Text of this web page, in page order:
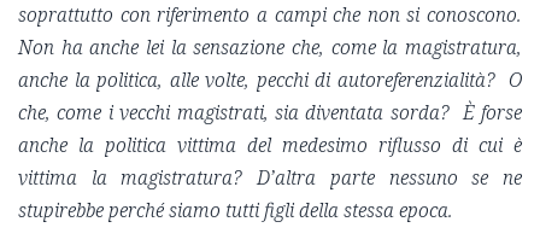
soprattutto con riferimento a campi che non si conoscono.
Non ha anche lei la sensazione che, come la magistratura,
anche la politica, alle volte, pecchi di autoreferenzialità? O
che, come i vecchi magistrati, sia diventata sorda? È forse
anche la politica vittima del medesimo riflusso di cui è
vittima la magistratura? D’altra parte nessuno se ne
stupirebbe perché siamo tutti figli della stessa epoca.